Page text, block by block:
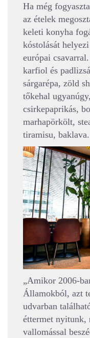
Ha még
az ételek
keleti konyha
kóstolását
európai
karfiol és
sárgarépa, zöld
tőkehal
csirkepaprikás,
marhapörkölt,
tiramisu, baklava.
„Amikor 2006-
Államokból, azt
udvarban
éttermet nyitunk,
vallomással